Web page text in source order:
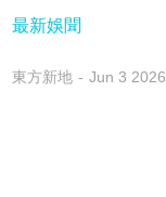
最新娛聞
東方新地 Jun 3 2026